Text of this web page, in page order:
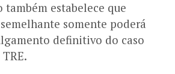
também estabelece que
somente poderá
definitivo do caso